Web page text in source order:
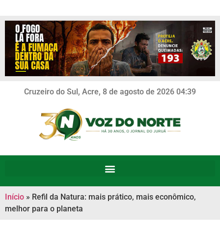
Cruzeiro do Sul, Acre, 8 de agosto de 2026 04:39
Início » Refil da Natura: mais prático, mais econômico,
melhor para o planeta